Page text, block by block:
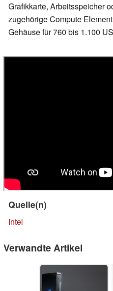
Grafikkarte, Arbeitsspeicher
zugehörige Compute
Gehäuse für 760 bis 1.100
Quelle(n)
Intel
Verwandte Artikel